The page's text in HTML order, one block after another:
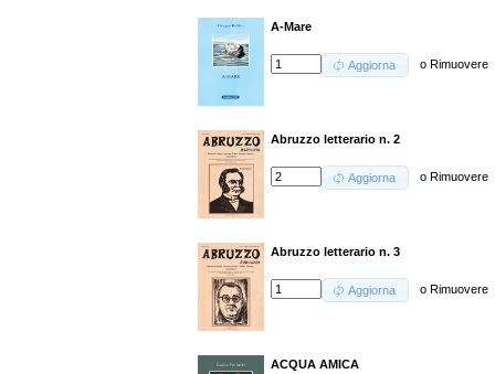
A-Mare
Aggiorna oRimuovere
Abruzzo letterario n. 2
Aggiorna oRimuovere
Abruzzo letterario n. 3
Aggiorna oRimuovere
ACQUA AMICA